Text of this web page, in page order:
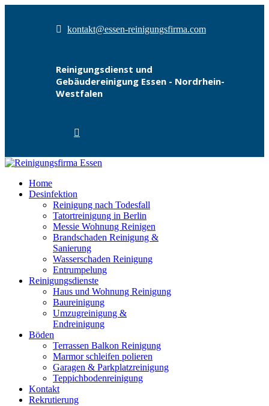
kontakt@essen-reinigungsfirma.com
Reinigungsdienst und
Gebäudereinigung Essen - Nordrhein-
Westfalen
Home
Desinfektion
Reinigung nach Todesfall
Tatortreinigung in Berlin
Messie Wohnung Reinigen
Brandschaden Reinigung &
Sanierung
Wasserschaden Reinigung
Entrumpelung
Reinigungsdienste
Haus und Wohnung Reinigung
Baureinigung
Umzugreinigung &
Endreinigung
Böden
Terrassen Balkon Reinigung
Marmor schleifen polieren
Garagen & Parkplatzreinigung
Teppichbodenreinigung
Kontakt
Rekrutierung